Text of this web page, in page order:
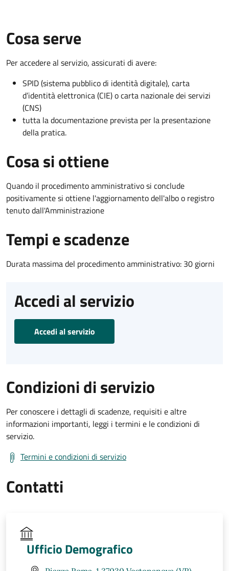
Cosa serve
Per accedere al servizio, assicurati di avere:
SPID (sistema pubblico di identità digitale), carta
d’identità elettronica (CIE) o carta nazionale dei servizi
(CNS)
tutta la documentazione prevista per la presentazione
della pratica.
Cosa si ottiene
Quando il procedimento amministrativo si conclude
positivamente si ottiene l'aggiornamento dell'albo o registro
tenuto dall'Amministrazione
Tempi e scadenze
Durata massima del procedimento amministrativo: 30 giorni
Accedi al servizio
Accedi al servizio
Condizioni di servizio
Per conoscere i dettagli di scadenze, requisiti e altre
informazioni importanti, leggi i termini e le condizioni di
servizio.
Termini e condizioni di servizio
Contatti
Ufficio Demografico